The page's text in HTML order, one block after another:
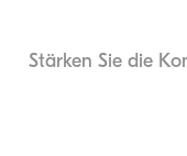
Stärken Sie die